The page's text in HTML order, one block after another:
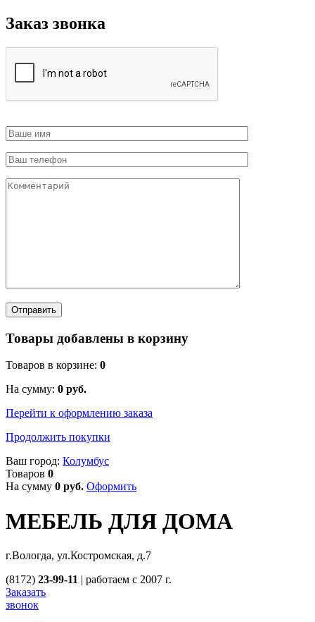
Заказ звонка
Товары добавлены в корзину
Товаров в корзине: 0
На сумму: 0 руб.
Перейти к оформлению заказа
Продолжить покупки
Ваш город: Колумбус
Товаров 0
На сумму 0 руб. Оформить
МЕБЕЛЬ ДЛЯ ДОМА
г.Вологда, ул.Костромская, д.7
(8172) 23-99-11 | работаем с 2007 г.
Заказать
звонок